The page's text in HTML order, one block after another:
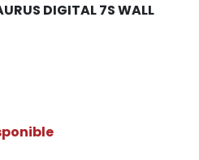
DIGITAL 7S WALL